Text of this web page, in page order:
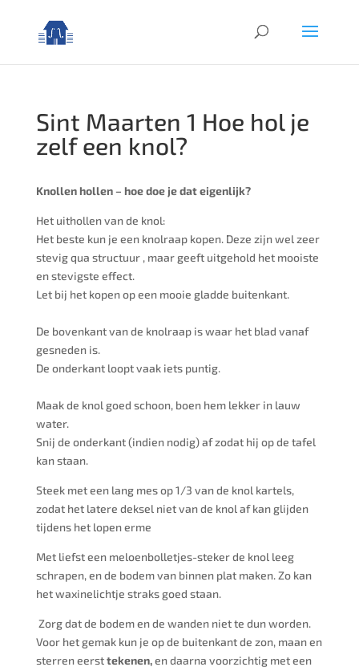
Sint Maarten 1 Hoe hol je
zelf een knol?
Knollen hollen – hoe doe je dat eigenlijk?
Het uithollen van de knol:
Het beste kun je een knolraap kopen. Deze zijn wel zeer
stevig qua structuur , maar geeft uitgehold het mooiste
en stevigste effect.
Let bij het kopen op een mooie gladde buitenkant.
De bovenkant van de knolraap is waar het blad vanaf
gesneden is.
De onderkant loopt vaak iets puntig.
Maak de knol goed schoon, boen hem lekker in lauw
water.
Snij de onderkant (indien nodig) af zodat hij op de tafel
kan staan.
Steek met een lang mes op 1/3 van de knol kartels,
zodat het latere deksel niet van de knol af kan glijden
tijdens het lopen erme
Met liefst een meloenbolletjes-steker de knol leeg
schrapen, en de bodem van binnen plat maken. Zo kan
het waxinelichtje straks goed staan.
Zorg dat de bodem en de wanden niet te dun worden.
Voor het gemak kun je op de buitenkant de zon, maan en
sterren eersttekenen,en daarna voorzichtig met een